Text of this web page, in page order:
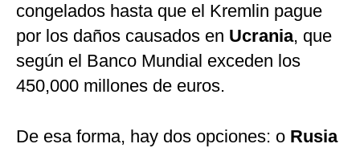
congelados hasta que el Kremlin pague
por los daños causados en Ucrania, que
según el Banco Mundial exceden los
450,000 millones de euros.
De esa forma, hay dos opciones: o Rusia